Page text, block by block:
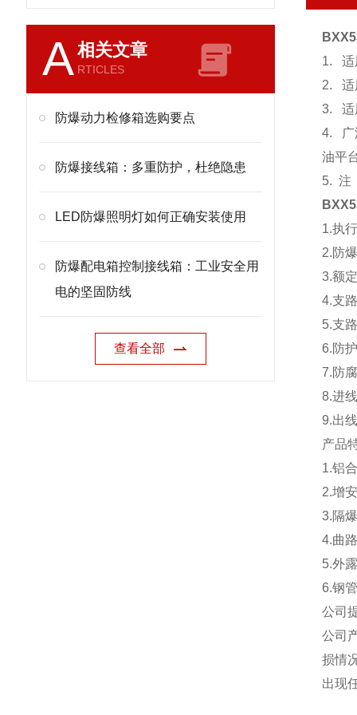
A相关文章
RTICLES
防爆动力检修箱选购要点
防爆接线箱：多重防护，杜绝隐患
LED防爆照明灯如何正确安装使用
防爆配电箱控制接线箱：工业安全用
电的坚固防线
查看全部
1. 适
2. 适
3. 适
4. 广
油平
5. 注
1.执
2.防
3.额
4.支
5.支
6.防
7.防
8.进
9.出
产品
1.铝
2.增
3.隔
4.曲
5.外
6.钢
公司
公司
损情
出现